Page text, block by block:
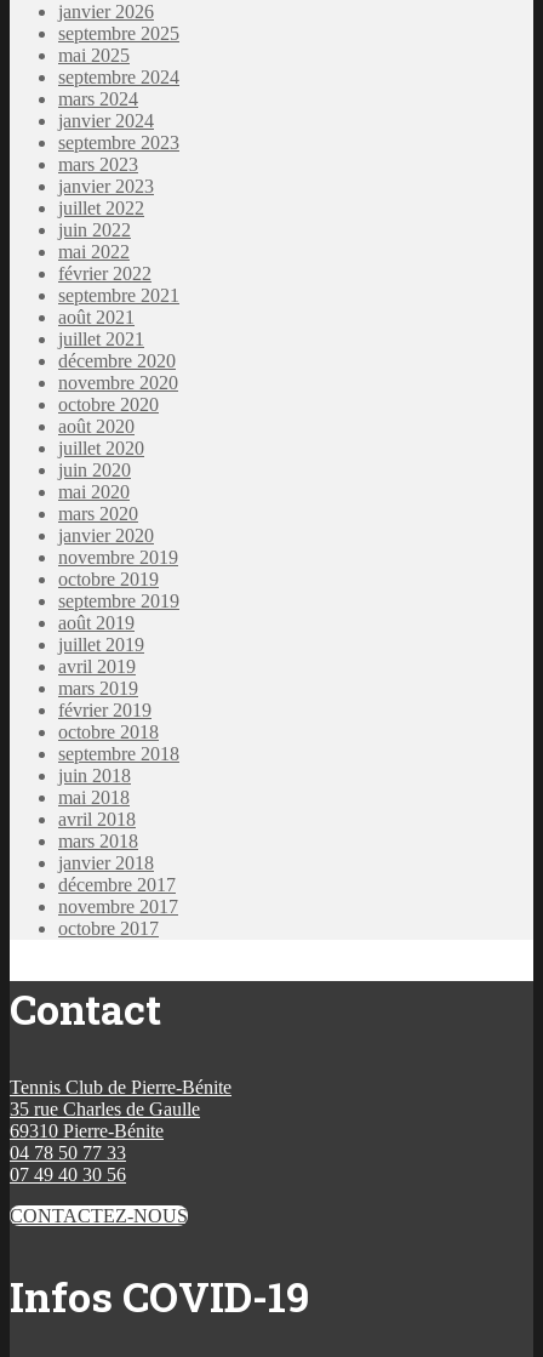
janvier 2026
septembre 2025
mai 2025
septembre 2024
mars 2024
janvier 2024
septembre 2023
mars 2023
janvier 2023
juillet 2022
juin 2022
mai 2022
février 2022
septembre 2021
août 2021
juillet 2021
décembre 2020
novembre 2020
octobre 2020
août 2020
juillet 2020
juin 2020
mai 2020
mars 2020
janvier 2020
novembre 2019
octobre 2019
septembre 2019
août 2019
juillet 2019
avril 2019
mars 2019
février 2019
octobre 2018
septembre 2018
juin 2018
mai 2018
avril 2018
mars 2018
janvier 2018
décembre 2017
novembre 2017
octobre 2017
Contact
Tennis Club de Pierre-Bénite
35 rue Charles de Gaulle
69310 Pierre-Bénite
04 78 50 77 33
07 49 40 30 56
CONTACTEZ-NOUS
Infos COVID-19